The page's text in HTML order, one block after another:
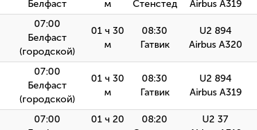
Белфаст
м
Стенстед
Airbus A319
07:00
Белфаст
(городской)
01 ч 30
м
08:30
Гатвик
U2 894
Airbus А320
07:00
Белфаст
(городской)
01 ч 30
м
08:30
Гатвик
U2 894
Airbus A319
07:00
01 ч 20
08:20
U2 37